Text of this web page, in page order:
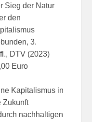
Sieg der Natur
den
3.
DTV (2023)
Euro
Kapitalismus in
Zukunft
nachhaltigen